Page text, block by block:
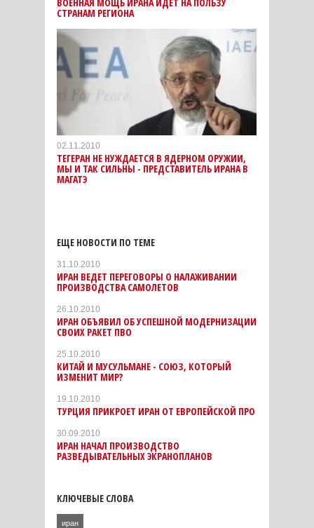
СТРАНАМ РЕГИОНА
02.11.2010
ТЕГЕРАН НЕ НУЖДАЕТСЯ В ЯДЕРНОМ ОРУЖИИ,
МЫ И ТАК СИЛЬНЫ - ПРЕДСТАВИТЕЛЬ ИРАНА В
МАГАТЭ
ЕЩЕ НОВОСТИ ПО ТЕМЕ
31.10.2010
ИРАН ВЕДЕТ ПЕРЕГОВОРЫ О НАЛАЖИВАНИИ
ПРОИЗВОДСТВА САМОЛЕТОВ
26.10.2010
ИРАН ОБЪЯВИЛ ОБ УСПЕШНОЙ МОДЕРНИЗАЦИИ
СВОИХ РАКЕТ ПВО
25.10.2010
КИТАЙ И МУСУЛЬМАНЕ - СОЮЗ, КОТОРЫЙ
ИЗМЕНИТ МИР?
19.10.2010
ТУРЦИЯ ПРИКРОЕТ ИРАН ОТ ЕВРОПЕЙСКОЙ ПРО
30.09.2010
ИРАН НАЧАЛ ПРОИЗВОДСТВО
РАЗВЕДЫВАТЕЛЬНЫХ ЭКРАНОПЛАНОВ
КЛЮЧЕВЫЕ СЛОВА
иран